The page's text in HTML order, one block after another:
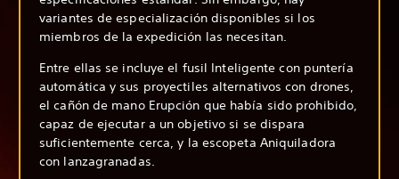
variantes de especialización disponibles si los
miembros de la expedición las necesitan.
Entre ellas se incluye el fusil Inteligente con puntería
automática y sus proyectiles alternativos con drones,
el cañón de mano Erupción que había sido prohibido,
capaz de ejecutar a un objetivo si se dispara
suficientemente cerca, y la escopeta Aniquiladora
con lanzagranadas.